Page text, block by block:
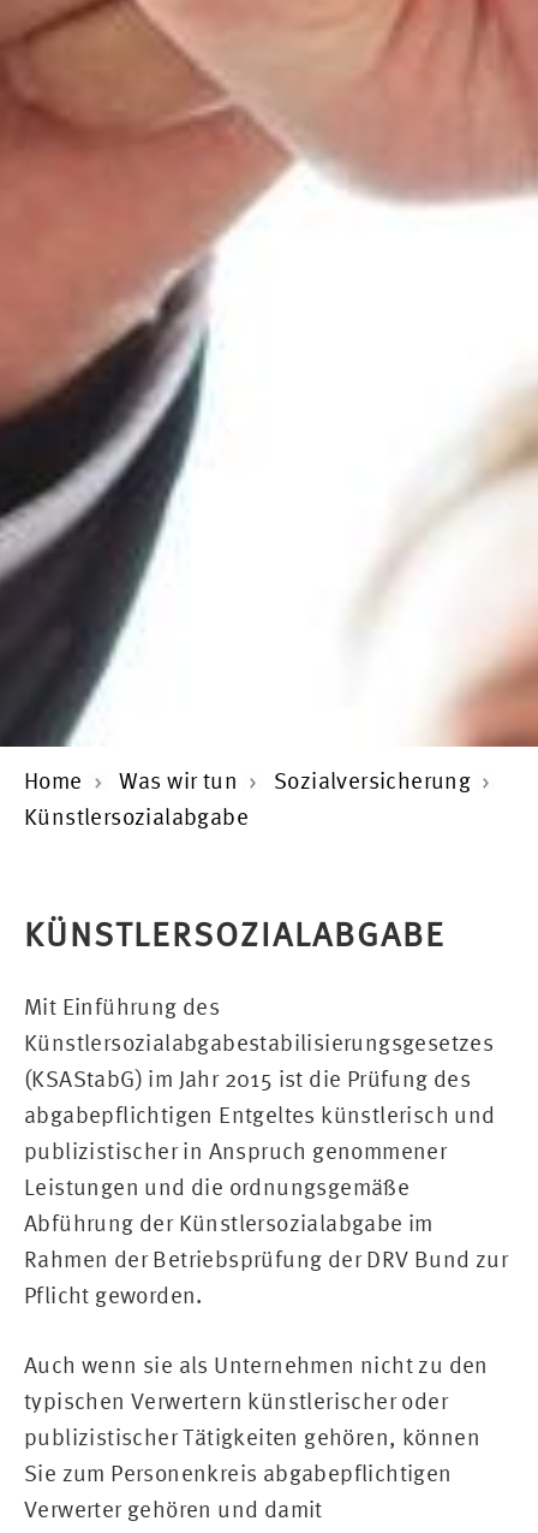
Home Was wir tun
Sozialversicherung
Künstlersozialabgabe
KÜNSTLERSOZIALABGABE
Mit Einführung des
Künstlersozialabgabestabilisierungsgesetzes
(KSAStabG) im Jahr 2015 ist die Prüfung des
abgabepflichtigen Entgeltes künstlerisch und
publizistischer in Anspruch genommener
Leistungen und die ordnungsgemäße
Abführung der Künstlersozialabgabe im
Rahmen der Betriebsprüfung der DRV Bund zur
Pflicht geworden.
Auch wenn sie als Unternehmen nicht zu den
typischen Verwertern künstlerischer oder
publizistischer Tätigkeiten gehören, können
Sie zum Personenkreis abgabepflichtigen
Verwerter gehören und damit